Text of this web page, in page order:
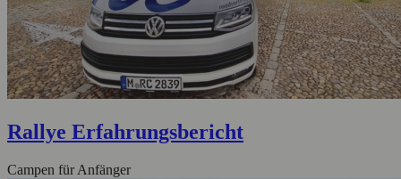
Rallye Erfahrungsbericht
Campen für Anfänger